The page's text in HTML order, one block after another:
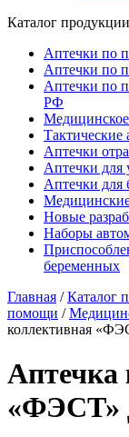
Каталог продукции
Аптечки по
Аптечки по
Аптечки по
РФ
Тактические
Аптечки
Аптечки для
Аптечки для
Новые
Наборы
беременных
Главная / Каталог
помощи /
коллективная
Аптечка